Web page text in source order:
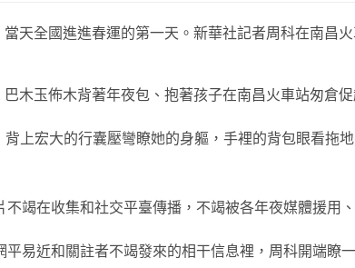
天全國進進春運的第一天。新華社記者周科在南昌
木玉佈木背著年夜包、抱著孩子在南昌火車站匆倉
背上宏大的行囊壓彎瞭她的身軀，手裡的背包眼看拖
不竭在收集和社交平臺傳播，不竭被各年夜媒體援用
平易近和關註者不竭發來的相干信息裡，周科開端瞭